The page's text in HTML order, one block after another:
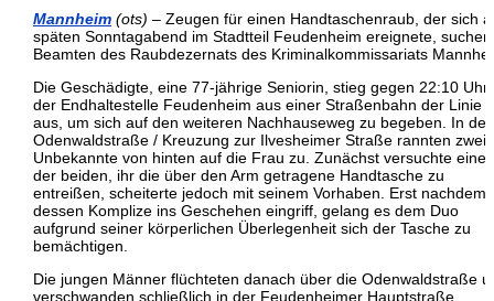
Mannheim (ots) – Zeugen für einen Handtaschenraub, der sich
späten Sonntagabend im Stadtteil Feudenheim ereignete,
Beamten des Raubdezernats des Kriminalkommissariats
Die Geschädigte, eine 77-jährige Seniorin, stieg gegen 22:10 Uhr
der Endhaltestelle Feudenheim aus einer Straßenbahn der Linie 2
aus, um sich auf den weiteren Nachhauseweg zu begeben. In der
Odenwaldstraße / Kreuzung zur Ilvesheimer Straße rannten zwei
Unbekannte von hinten auf die Frau zu. Zunächst versuchte einer
der beiden, ihr die über den Arm getragene Handtasche zu
entreißen, scheiterte jedoch mit seinem Vorhaben. Erst nachdem
dessen Komplize ins Geschehen eingriff, gelang es dem Duo
aufgrund seiner körperlichen Überlegenheit sich der Tasche zu
bemächtigen.
Die jungen Männer flüchteten danach über die Odenwaldstraße
verschwanden schließlich in der Feudenheimer Hauptstraße.